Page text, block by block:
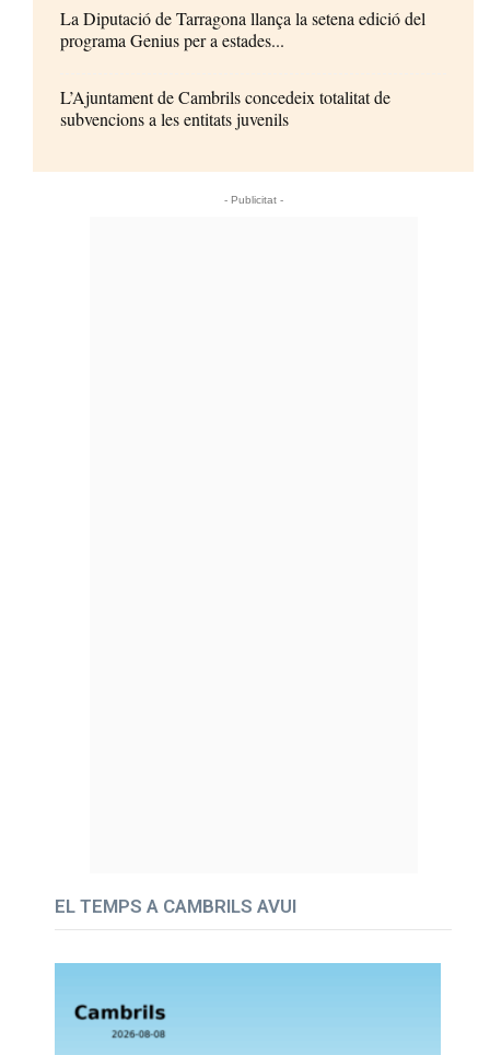
La Diputació de Tarragona llança la setena edició del
programa Genius per a estades...
L’Ajuntament de Cambrils concedeix totalitat de
subvencions a les entitats juvenils
- Publicitat -
EL TEMPS A CAMBRILS AVUI